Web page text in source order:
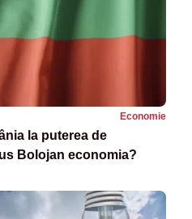
Economie
la puterea de
Bolojan economia?